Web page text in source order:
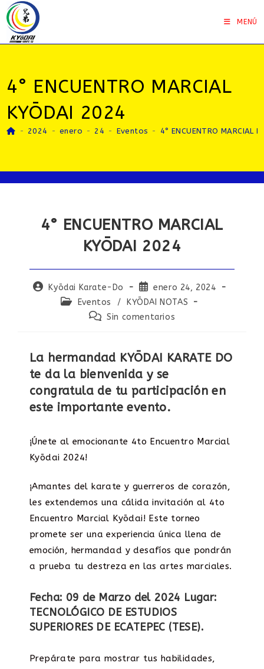
Saltar
al
contenido
MENÚ
4° ENCUENTRO MARCIAL
KYŌDAI 2024
- 2024 - enero - 24 - Eventos - 4° ENCUENTRO MARCIAL
4° ENCUENTRO MARCIAL
KYŌDAI 2024
AutorKyōdai Karate-Do
Publicación
de
entrada:
enero 24, 2024
Categoría
Eventos /
KYŌDAI NOTAS
Comentarios
Sin comentarios
La hermandad KYŌDAI KARATE DO
te da la bienvenida y se
congratula de tu participación en
este importante evento.
¡Únete al emocionante 4to Encuentro Marcial
Kyōdai 2024!
¡Amantes del karate y guerreros de corazón,
les extendemos una cálida invitación al 4to
Encuentro Marcial Kyōdai! Este torneo
promete ser una experiencia única llena de
emoción, hermandad y desafíos que pondrán
a prueba tu destreza en las artes marciales.
Fecha: 09 de Marzo del 2024 Lugar:
TECNOLÓGICO DE ESTUDIOS
SUPERIORES DE ECATEPEC (TESE).
Prepárate para mostrar tus habilidades,